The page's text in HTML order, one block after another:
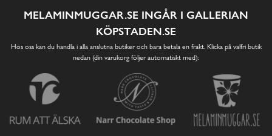
MELAMINMUGGAR.SE INGÅR I GALLERIAN
KÖPSTADEN.SE
Hos oss kan du handla i alla anslutna butiker och bara betala en frakt. Klicka på valfri butik
nedan (din varukorg följer automatiskt med):